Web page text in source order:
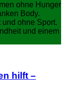
ohne Hunger
Body.
ohne Sport.
und einem
hilft –